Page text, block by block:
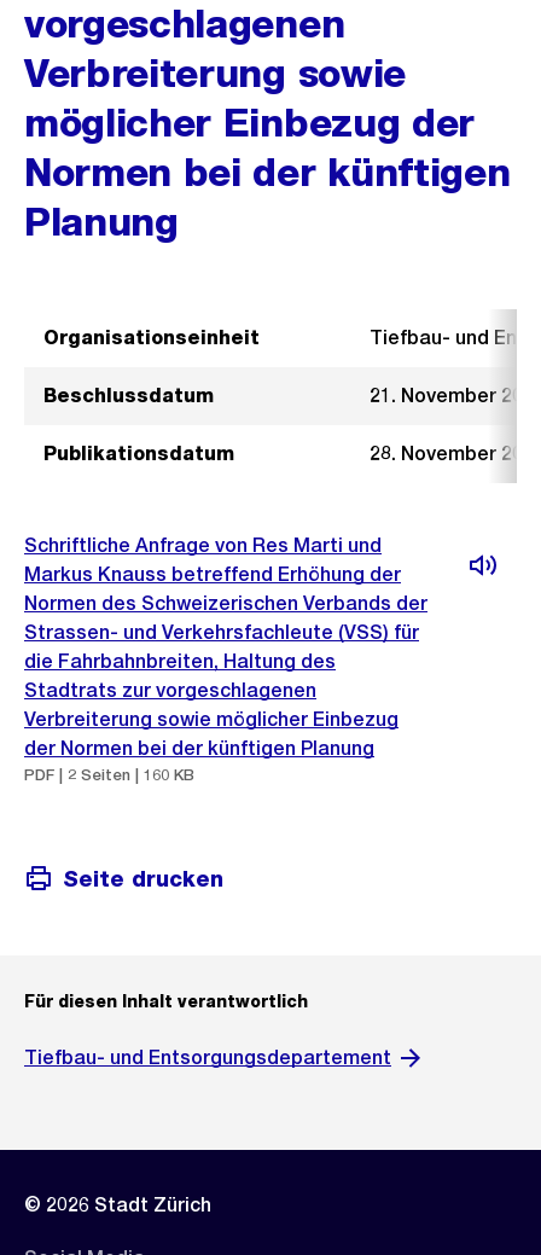
vorgeschlagenen
Verbreiterung sowie
möglicher Einbezug der
Normen bei der künftigen
Planung
Organisationseinheit Tiefbau- und
Beschlussdatum 21. November
Publikationsdatum 28. November
Schriftliche Anfrage von Res Marti und
Markus Knauss betreffend Erhöhung der
Normen des Schweizerischen Verbands der
Strassen- und Verkehrsfachleute (VSS) für
die Fahrbahnbreiten, Haltung des
Stadtrats zur vorgeschlagenen
Verbreiterung sowie möglicher Einbezug
der Normen bei der künftigen Planung
PDF | 2 Seiten | 160 KB
Seite drucken
Für diesen Inhalt verantwortlich
Tiefbau- und Entsorgungsdepartement
© 2026 Stadt Zürich